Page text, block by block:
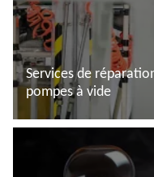
Services de
pompes à vide